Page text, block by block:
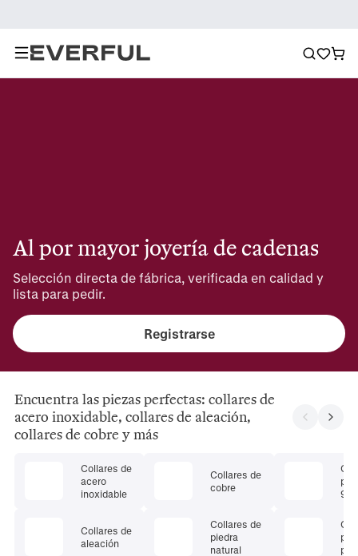
Al por mayor joyería de cadenas
Selección directa de fábrica, verificada en calidad y
lista para pedir.
Registrarse
Encuentra las piezas perfectas: collares de
acero inoxidable, collares de aleación,
collares de cobre y más
Collares de
acero
inoxidable
Collares de
aleación
Collares de
cobre
Collares de
piedra
natural
925